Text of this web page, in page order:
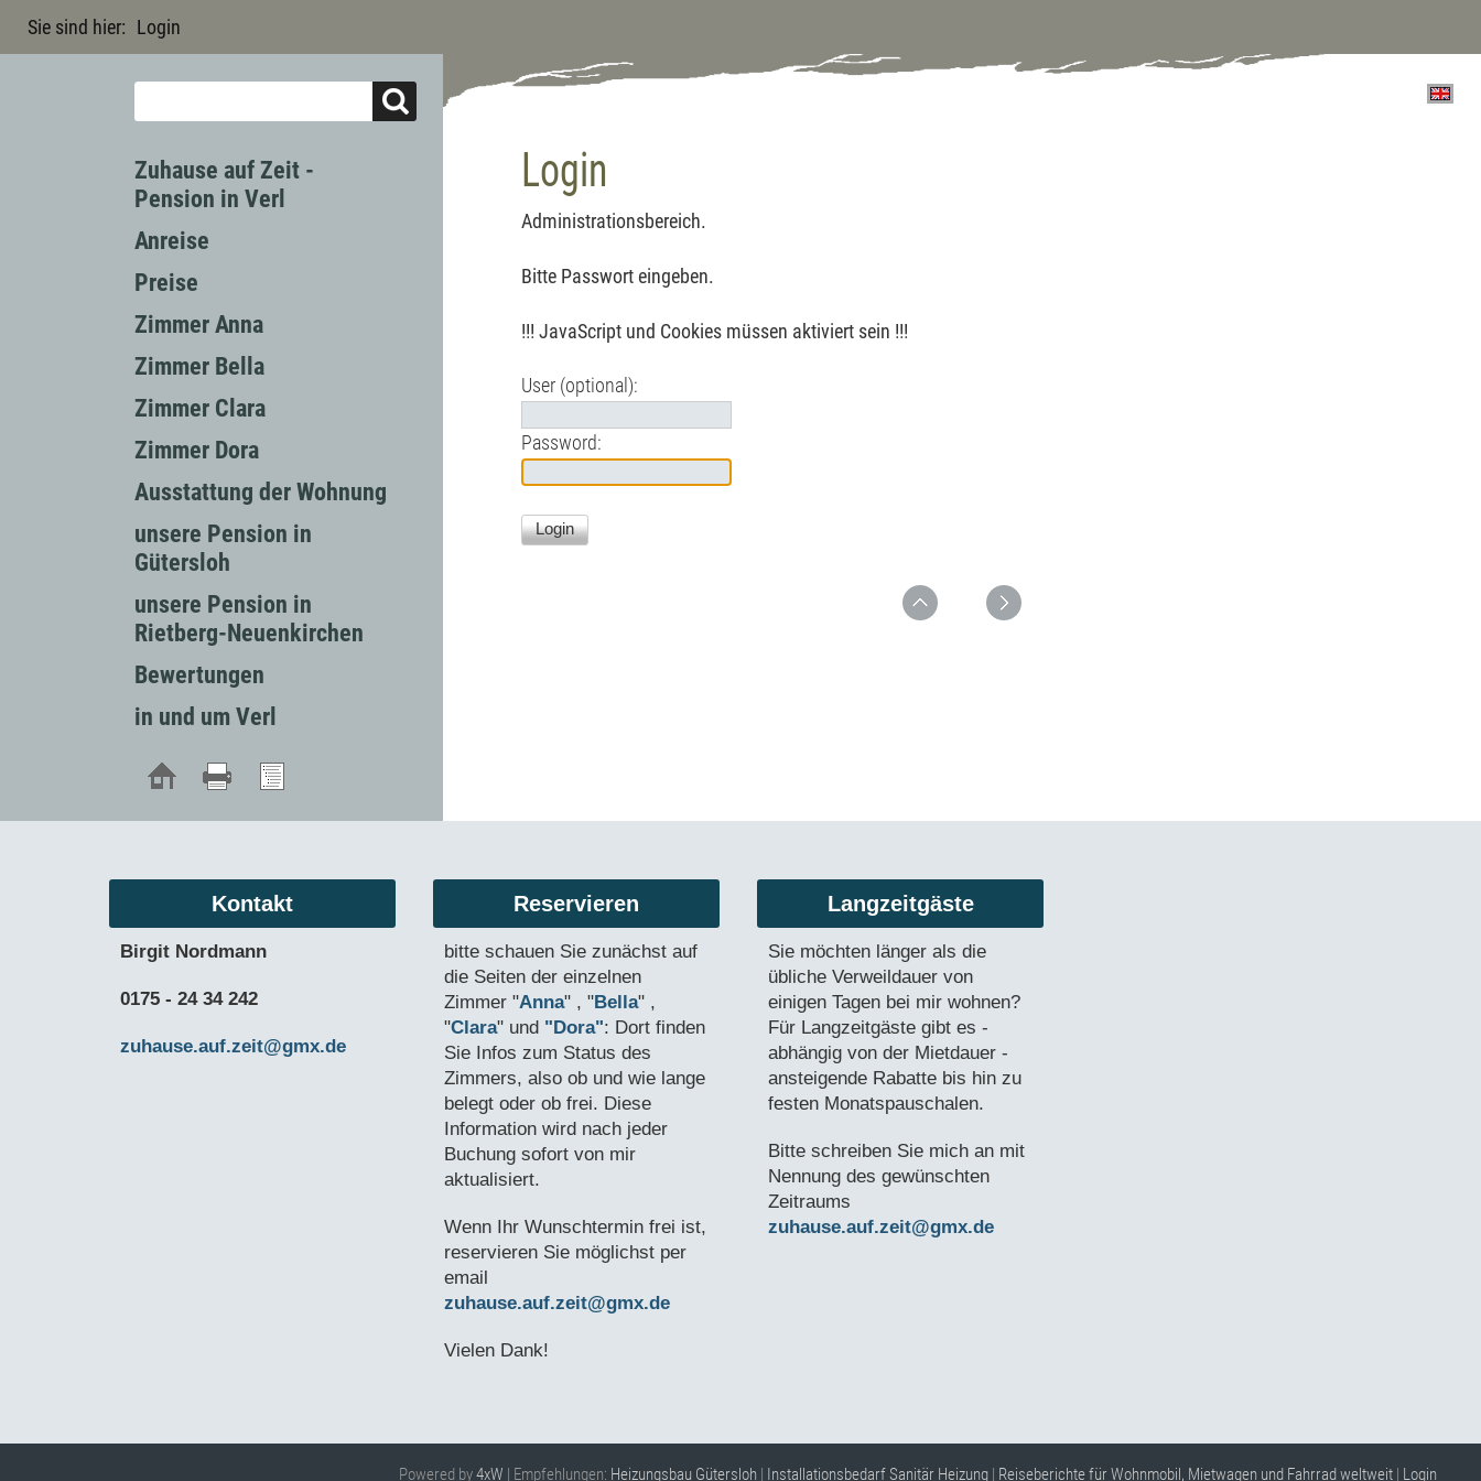
Sie sind hier: Login
Login
Administrationsbereich.
Bitte Passwort eingeben.
!!! JavaScript und Cookies müssen aktiviert sein !!!
User (optional):
Password:
Zuhause auf Zeit -
Pension in Verl
Anreise
Preise
Zimmer Anna
Zimmer Bella
Zimmer Clara
Zimmer Dora
Ausstattung der Wohnung
unsere Pension in
Gütersloh
unsere Pension in
Rietberg-Neuenkirchen
Bewertungen
in und um Verl
Kontakt
Birgit Nordmann
0175 - 24 34 242
zuhause.auf.zeit@gmx.de
Reservieren
bitte schauen Sie zunächst auf
die Seiten der einzelnen
Zimmer "Anna" , "Bella" ,
"Clara" und "Dora": Dort finden
Sie Infos zum Status des
Zimmers, also ob und wie lange
belegt oder ob frei. Diese
Information wird nach jeder
Buchung sofort von mir
aktualisiert.
Wenn Ihr Wunschtermin frei ist,
reservieren Sie möglichst per
email
zuhause.auf.zeit@gmx.de
Vielen Dank!
Langzeitgäste
Sie möchten länger als die
übliche Verweildauer von
einigen Tagen bei mir wohnen?
Für Langzeitgäste gibt es -
abhängig von der Mietdauer -
ansteigende Rabatte bis hin zu
festen Monatspauschalen.
Bitte schreiben Sie mich an mit
Nennung des gewünschten
Zeitraums
zuhause.auf.zeit@gmx.de
Powered by4xW | Empfehlungen: Heizungsbau Gütersloh | Installationsbedarf Sanitär Heizung | Reiseberichte für Wohnmobil, Mietwagen und Fahrrad weltweit | Login